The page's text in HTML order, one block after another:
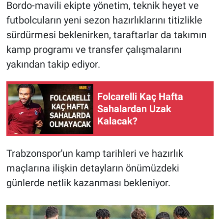
Bordo-mavili ekipte yönetim, teknik heyet ve
futbolcuların yeni sezon hazırlıklarını titizlikle
sürdürmesi beklenirken, taraftarlar da takımın
kamp programı ve transfer çalışmalarını
yakından takip ediyor.
Folcarelli Kaç Hafta
Sahalardan Uzak
Kalacak?
Trabzonspor'un kamp tarihleri ve hazırlık
maçlarına ilişkin detayların önümüzdeki
günlerde netlik kazanması bekleniyor.